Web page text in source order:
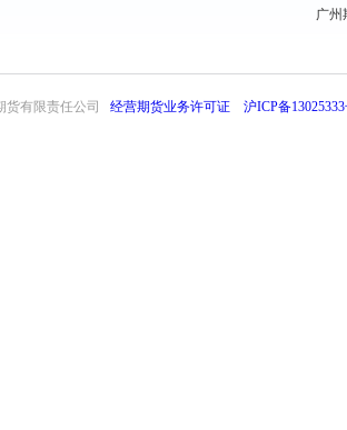
广州
货有限责任公司 经营期货业务许可证 沪ICP备